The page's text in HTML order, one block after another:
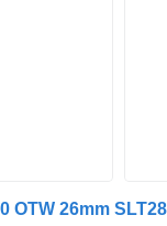
OTW 26mm